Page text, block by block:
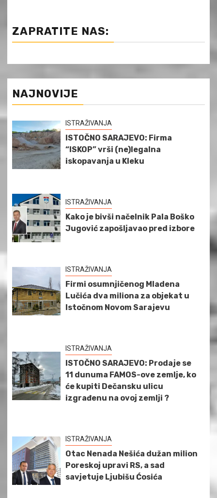
ZAPRATITE NAS:
NAJNOVIJE
ISTRAŽIVANJA
ISTOČNO SARAJEVO: Firma
“ISKOP” vrši (ne)legalna
iskopavanja u Kleku
ISTRAŽIVANJA
Kako je bivši načelnik Pala Boško
Jugović zapošljavao pred izbore
ISTRAŽIVANJA
Firmi osumnjičenog Mladena
Lučića dva miliona za objekat u
Istočnom Novom Sarajevu
ISTRAŽIVANJA
ISTOČNO SARAJEVO: Prodaje se
11 dunuma FAMOS-ove zemlje, ko
će kupiti Dečansku ulicu
izgrađenu na ovoj zemlji ?
ISTRAŽIVANJA
Otac Nenada Nešića dužan milion
Poreskoj upravi RS, a sad
savjetuje Ljubišu Ćosića